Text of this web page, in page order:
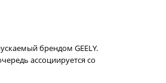
брендом GEELY.
ассоциируется со